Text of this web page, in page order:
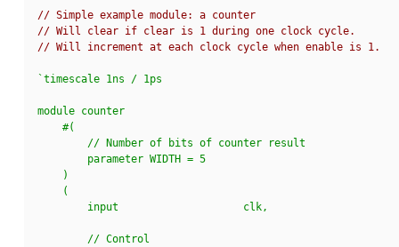
// Simple example module: a counter
// Will clear if clear is 1 during one clock cycle.
// Will increment at each clock cycle when enable is 1.
`timescale 1ns / 1ps
module counter
#(
// Number of bits of counter result
parameter WIDTH = 5
)
(
input                    clk,
// Control